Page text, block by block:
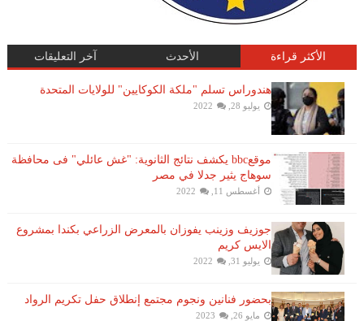
الأكثر قراءة الأحدث آخر التعليقات
هندوراس تسلم "ملكة الكوكايين" للولايات المتحدة
يوليو 28, 2022
موقعbbc يكشف نتائج الثانوية: "غش عائلي" فى محافظة
سوهاج يثير جدلا في مصر
أغسطس 11, 2022
جوزيف وزينب يفوزان بالمعرض الزراعي بكندا بمشروع
الايس كريم
يوليو 31, 2022
بحضور فنانين ونجوم مجتمع إنطلاق حفل تكريم الرواد
مايو 26, 2023